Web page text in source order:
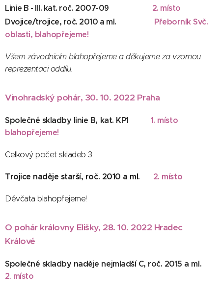
Linie B - III. kat. roč. 2007-09
2. místo
Dvojice/trojice, roč. 2010 a ml.
Přeborník Svč.
oblasti, blahopřejeme!
Všem závodnicím blahopřejeme a děkujeme za vzornou
reprezentaci oddílu.
Vinohradský pohár, 30. 10. 2022 Praha
Společné skladby linie B, kat. KP1 1. místo
blahopřejeme!
Celkový počet skladeb 3
Trojice naděje starší, roč. 2010 a ml. 2. místo
Děvčata blahopřejeme!
O pohár královny Elišky, 28. 10. 2022 Hradec
Králové
Společné skladby naděje nejmladší C, roč. 2015 a ml.
2. místo